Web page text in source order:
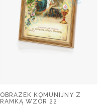
OBRAZEK KOMUNIJNY Z
RAMKĄ WZÓR 22